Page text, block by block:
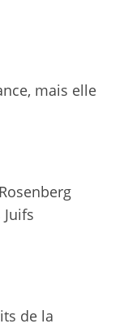
mais elle
de la